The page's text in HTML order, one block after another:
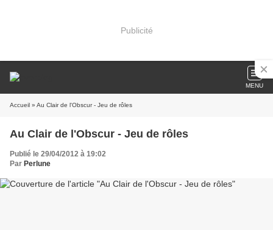
Publicité
MENU
Accueil » Au Clair de l'Obscur - Jeu de rôles
Au Clair de l'Obscur - Jeu de rôles
Publié le 29/04/2012 à 19:02
Par Perlune